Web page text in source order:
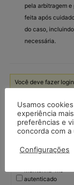
pela arbitragem
feita após
do caso,
necessária.
Você deve fazer
Nome de usuário:
autenticado
Usamos
experiência
preferências e
concorda com a
Configurações